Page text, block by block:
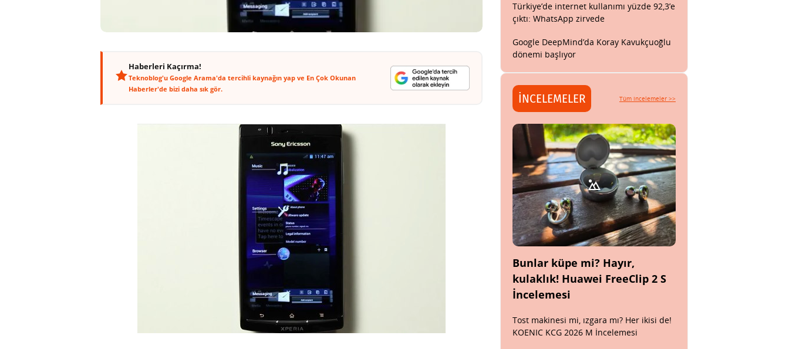
Haberleri Kaçırma!
Teknoblog'u Google Arama'da tercihli kaynağın yap ve En Çok Okunan
Haberler'de bizi daha sık gör.
Türkiye’de internet kullanımı yüzde 92,3’e
çıktı: WhatsApp zirvede
Google DeepMind’da Koray Kavukçuoğlu
dönemi başlıyor
İNCELEMELER Tüm incelemeler >>
Bunlar küpe mi? Hayır,
kulaklık! Huawei FreeClip 2 S
İncelemesi
Tost makinesi mi, ızgara mı? Her ikisi de!
KOENIC KCG 2026 M İncelemesi